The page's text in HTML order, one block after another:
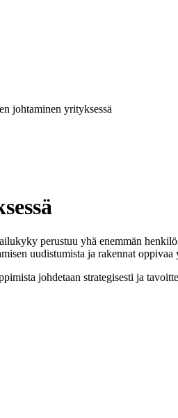
johtaminen yrityksessä
perustuu yhä enemmän
uudistumista ja rakennat
johdetaan strategisesti ja